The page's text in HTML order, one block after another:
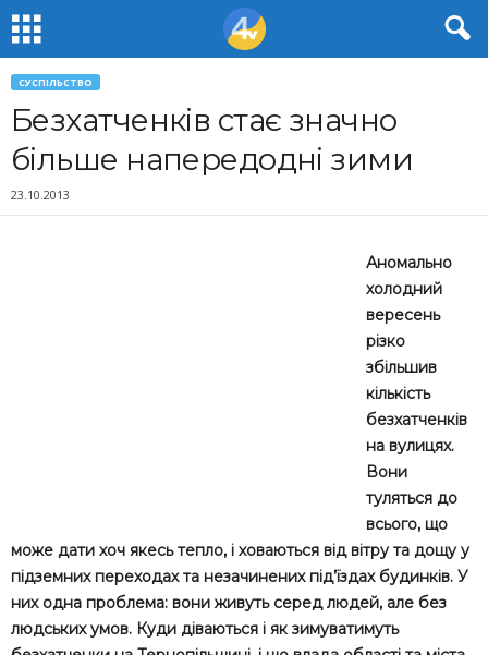
СУСПІЛЬСТВО
Безхатченків стає значно
більше напередодні зими
23.10.2013
Аномально
холодний
вересень
різко
збільшив
кількість
безхатченків
на вулицях.
Вони
туляться до
всього, що
може дати хоч якесь тепло, і ховаються від вітру та дощу у
підземних переходах та незачинених під’їздах будинків. У
них одна проблема: вони живуть серед людей, але без
людських умов. Куди діваються і як зимуватимуть